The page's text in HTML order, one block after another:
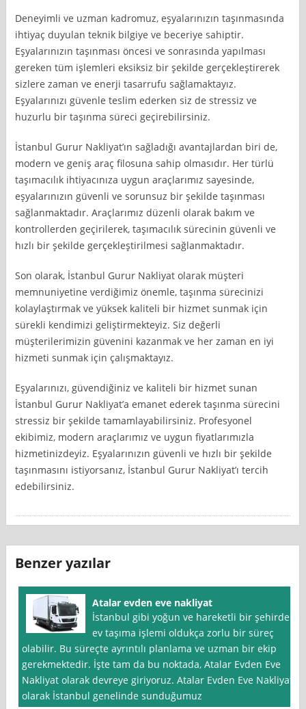
Deneyimli ve uzman kadromuz, eşyalarınızın taşınmasında
ihtiyaç duyulan teknik bilgiye ve beceriye sahiptir.
Eşyalarınızın taşınması öncesi ve sonrasında yapılması
gereken tüm işlemleri eksiksiz bir şekilde gerçekleştirerek
sizlere zaman ve enerji tasarrufu sağlamaktayız.
Eşyalarınızı güvenle teslim ederken siz de stressiz ve
huzurlu bir taşınma süreci geçirebilirsiniz.
İstanbul Gurur Nakliyat’ın sağladığı avantajlardan biri de,
modern ve geniş araç filosuna sahip olmasıdır. Her türlü
taşımacılık ihtiyacınıza uygun araçlarımız sayesinde,
eşyalarınızın güvenli ve sorunsuz bir şekilde taşınması
sağlanmaktadır. Araçlarımız düzenli olarak bakım ve
kontrollerden geçirilerek, taşımacılık sürecinin güvenli ve
hızlı bir şekilde gerçekleştirilmesi sağlanmaktadır.
Son olarak, İstanbul Gurur Nakliyat olarak müşteri
memnuniyetine verdiğimiz önemle, taşınma sürecinizi
kolaylaştırmak ve yüksek kaliteli bir hizmet sunmak için
sürekli kendimizi geliştirmekteyiz. Siz değerli
müşterilerimizin güvenini kazanmak ve her zaman en iyi
hizmeti sunmak için çalışmaktayız.
Eşyalarınızı, güvendiğiniz ve kaliteli bir hizmet sunan
İstanbul Gurur Nakliyat’a emanet ederek taşınma sürecini
stressiz bir şekilde tamamlayabilirsiniz. Profesyonel
ekibimiz, modern araçlarımız ve uygun fiyatlarımızla
hizmetinizdeyiz. Eşyalarınızın güvenli ve hızlı bir şekilde
taşınmasını istiyorsanız, İstanbul Gurur Nakliyat’ı tercih
edebilirsiniz.
Benzer yazılar
Atalar evden eve nakliyat
İstanbul gibi yoğun ve hareketli bir şehirde
ev taşıma işlemi oldukça zorlu bir süreç
olabilir. Bu süreçte ayrıntılı planlama ve uzman bir ekip
gerekmektedir. İşte tam da bu noktada, Atalar Evden Eve
Nakliyat olarak devreye giriyoruz. Atalar Evden Eve Nakliyat
olarak İstanbul genelinde sunduğumuz